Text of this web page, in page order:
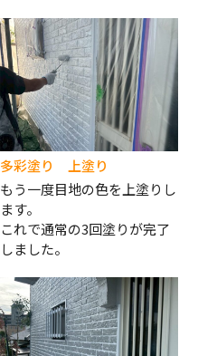
多彩塗り 上塗り
もう一度目地の色を上塗りし
ます。
これで通常の3回塗りが完了
しました。